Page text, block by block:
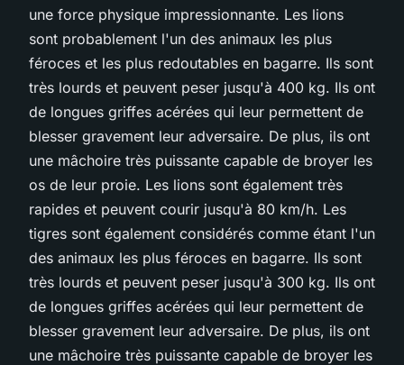
une force physique impressionnante. Les lions
sont probablement l'un des animaux les plus
féroces et les plus redoutables en bagarre. Ils sont
très lourds et peuvent peser jusqu'à 400 kg. Ils ont
de longues griffes acérées qui leur permettent de
blesser gravement leur adversaire. De plus, ils ont
une mâchoire très puissante capable de broyer les
os de leur proie. Les lions sont également très
rapides et peuvent courir jusqu'à 80 km/h. Les
tigres sont également considérés comme étant l'un
des animaux les plus féroces en bagarre. Ils sont
très lourds et peuvent peser jusqu'à 300 kg. Ils ont
de longues griffes acérées qui leur permettent de
blesser gravement leur adversaire. De plus, ils ont
une mâchoire très puissante capable de broyer les